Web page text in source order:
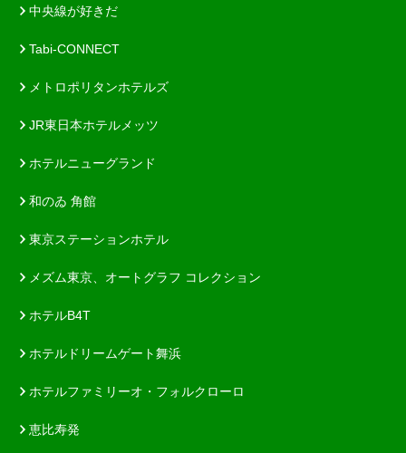
中央線が好きだ
Tabi-CONNECT
メトロポリタンホテルズ
JR東日本ホテルメッツ
ホテルニューグランド
和のゐ 角館
東京ステーションホテル
メズム東京、オートグラフ コレクション
ホテルB4T
ホテルドリームゲート舞浜
ホテルファミリーオ・フォルクローロ
恵比寿発